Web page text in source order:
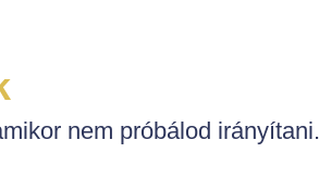
nem próbálod irányítani.